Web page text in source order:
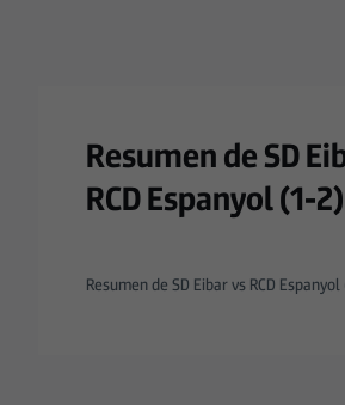
Resumen de SD
RCD Espanyol (1-2)
Resumen de SD Eibar vs RCD